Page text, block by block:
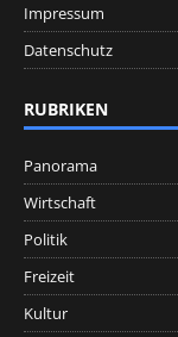
Impressum
Datenschutz
RUBRIKEN
Panorama
Wirtschaft
Politik
Freizeit
Kultur